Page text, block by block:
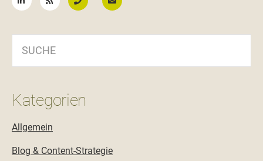
Kategorien
Allgemein
Blog & Content-Strategie